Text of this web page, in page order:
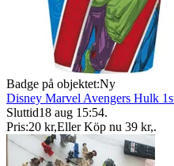
Badge på objektet:Ny
Disney Marvel Avengers Hulk
Sluttid18 aug 15:54.
Pris:20 kr,Eller Köp nu 39 kr,.